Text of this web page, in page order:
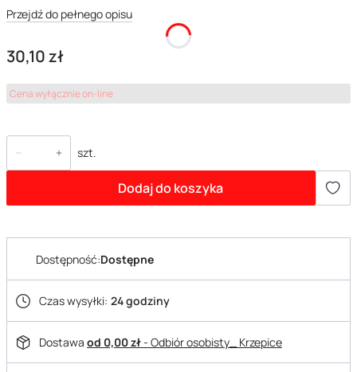
Przejdź do pełnego opisu
Cena
30,10 zł
Cena wyłącznie on-line
szt.
Dodaj do koszyka
Dostępność:Dostępne
Czas wysyłki: 24 godziny
Dostawa od 0,00 zł- Odbiór osobisty_ Krzepice